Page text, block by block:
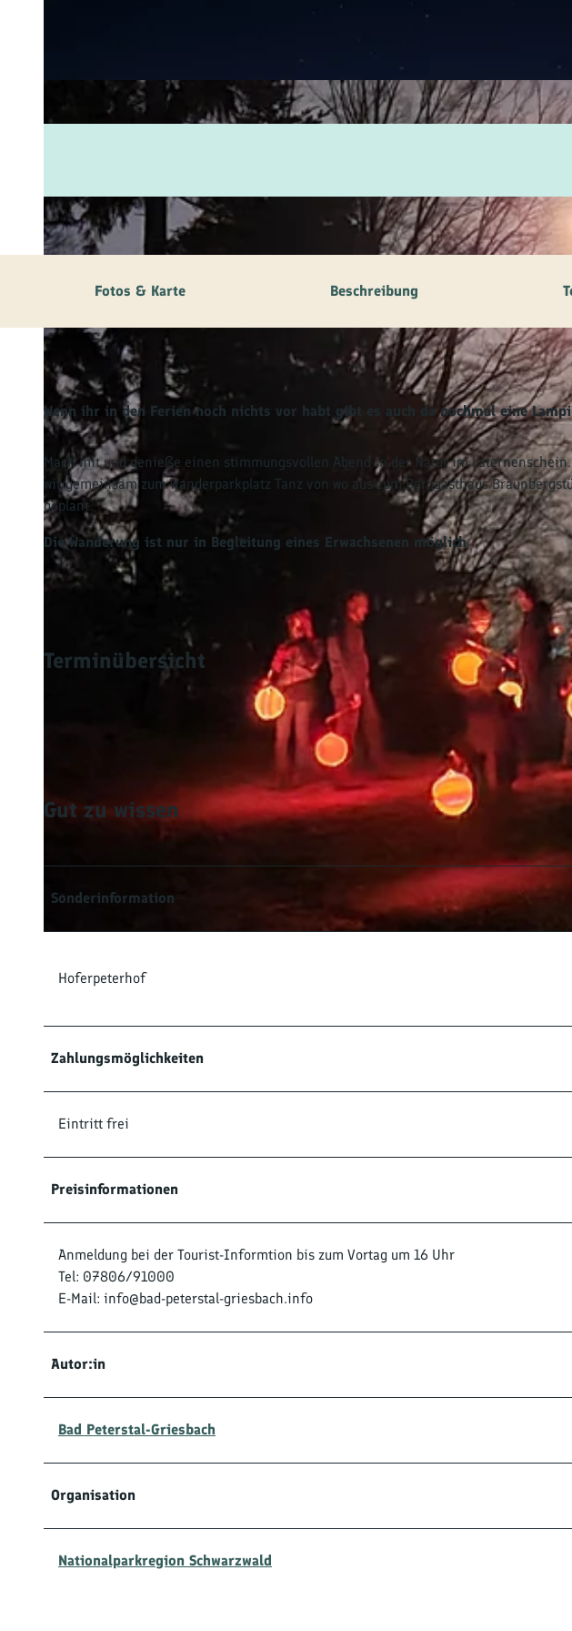
Familie
Aktivitäten
&
Erlebnisse
Brauchtum
Genuss &
Service &
Information
Fotos & Karte Beschreibung
Wenn ihr in den Ferien noch nichts vor habt gibt es auch da nochmal eine
Mach mit und genieße einen stimmungsvollen Abend in der Natur im
wir gemeinsam zum Wanderparkplatz Tanz von wo aus zum Berggasthaus
geplant.
Die Wanderung ist nur in Begleitung eines Erwachsenen möglich
Terminübersicht
Gut zu wissen
Sonderinformation
Hoferpeterhof
Zahlungsmöglichkeiten
Eintritt frei
Preisinformationen
Anmeldung bei der Tourist-Informtion bis zum Vortag um 16 Uhr
Tel: 07806/91000
E-Mail: info@bad-peterstal-griesbach.info
Autor:in
Bad Peterstal-Griesbach
Organisation
Nationalparkregion Schwarzwald